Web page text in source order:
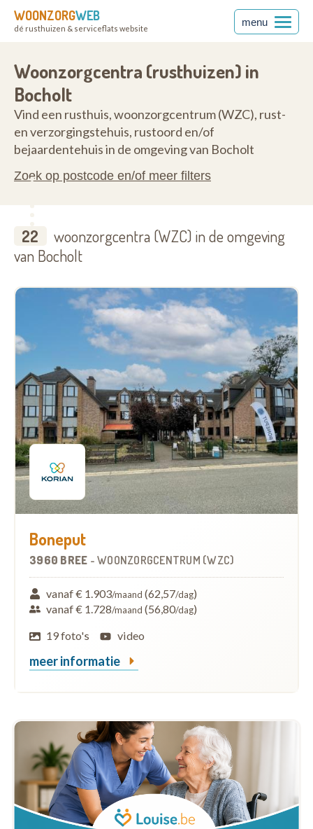
WOONZORGWEB
dé rusthuizen & serviceflats website
menu
Woonzorgcentra (rusthuizen) in
Bocholt
Vind een rusthuis, woonzorgcentrum (WZC), rust-
en verzorgingstehuis, rustoord en/of
bejaardentehuis in de omgeving van Bocholt
Zoek op postcode en/of meer filters
22
woonzorgcentra (WZC) in de omgeving
van Bocholt
Boneput
3960 BREE - WOONZORGCENTRUM (WZC)
vanaf € 1.903/maand (62,57/dag)
vanaf € 1.728/maand (56,80/dag)
19 foto's
video
meer informatie